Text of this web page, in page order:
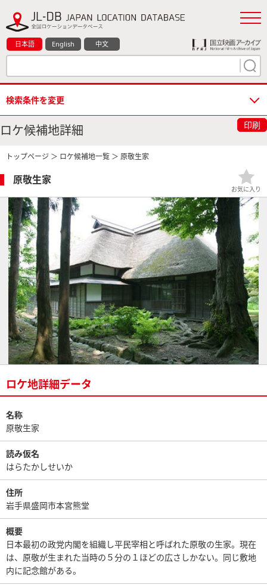
日本語 English 中文
検索条件を変更
ロケ候補地詳細 印刷
トップページ ＞ ロケ候補地一覧 ＞ 原敬生家
原敬生家
お気に入り
ロケ地詳細データ
名称
原敬生家
読み仮名
はらたかしせいか
住所
岩手県盛岡市本宮熊堂
概要
日本最初の政党内閣を組織し平民宰相と呼ばれた原敬の生家。現在
は、原敬が生まれた当時の５分の１ほどの広さしかない。同じ敷地
内に記念館がある。